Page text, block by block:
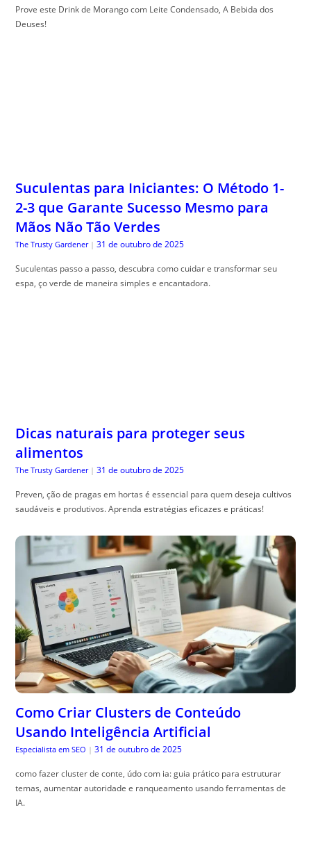
Prove este Drink de Morango com Leite Condensado, A Bebida dos
Deuses!
Suculentas para Iniciantes: O Método 1-
2-3 que Garante Sucesso Mesmo para
Mãos Não Tão Verdes
The Trusty Gardener | 31 de outubro de 2025
Suculentas passo a passo, descubra como cuidar e transformar seu
espa, ço verde de maneira simples e encantadora.
Dicas naturais para proteger seus
alimentos
The Trusty Gardener | 31 de outubro de 2025
Preven, ção de pragas em hortas é essencial para quem deseja cultivos
saudáveis e produtivos. Aprenda estratégias eficazes e práticas!
Como Criar Clusters de Conteúdo
Usando Inteligência Artificial
Especialista em SEO | 31 de outubro de 2025
como fazer cluster de conte, údo com ia: guia prático para estruturar
temas, aumentar autoridade e ranqueamento usando ferramentas de
IA.